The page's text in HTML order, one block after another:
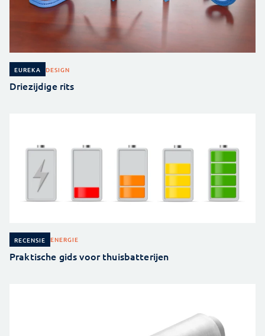
EUREKA DESIGN
Driezijdige rits
RECENSIE ENERGIE
Praktische gids voor thuisbatterijen